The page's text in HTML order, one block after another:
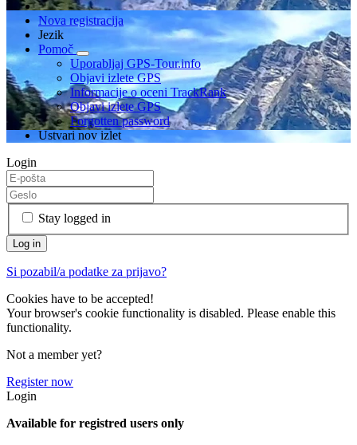
Nova registracija
Jezik
Pomoč
Uporabljaj GPS-Tour.info
Objavi izlete GPS
Informacije o oceni TrackRank
Objavi izlete GPS
Forgotten password
Ustvari nov izlet
Login
Stay logged in
Si pozabil/a podatke za prijavo?
Cookies have to be accepted!
Your browser's cookie functionality is disabled. Please enable this
functionality.
Not a member yet?
Register now
Login
Available for registred users only